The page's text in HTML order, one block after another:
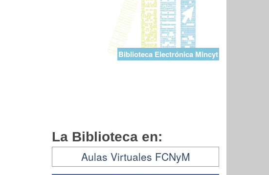
Biblioteca Electrónica Mincyt
La Biblioteca en:
Aulas Virtuales FCNyM